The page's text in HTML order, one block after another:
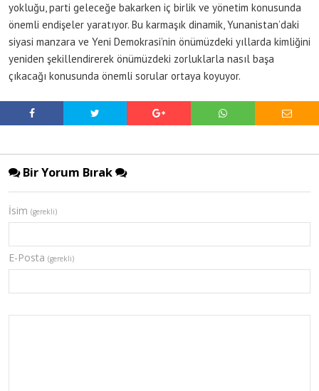
yokluğu, parti geleceğe bakarken iç birlik ve yönetim konusunda
önemli endişeler yaratıyor. Bu karmaşık dinamik, Yunanistan’daki
siyasi manzara ve Yeni Demokrasi’nin önümüzdeki yıllarda kimliğini
yeniden şekillendirerek önümüzdeki zorluklarla nasıl başa
çıkacağı konusunda önemli sorular ortaya koyuyor.
Bir Yorum Bırak
İsim (gerekli)
E-Posta (gerekli)